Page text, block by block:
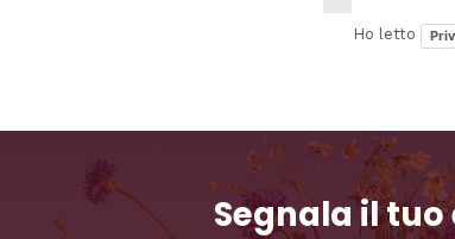
Ho letto
Segnala il